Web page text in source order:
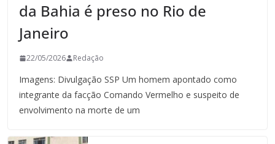
da Bahia é preso no Rio de
Janeiro
22/05/2026 Redação
Imagens: Divulgação SSP Um homem apontado como
integrante da facção Comando Vermelho e suspeito de
envolvimento na morte de um